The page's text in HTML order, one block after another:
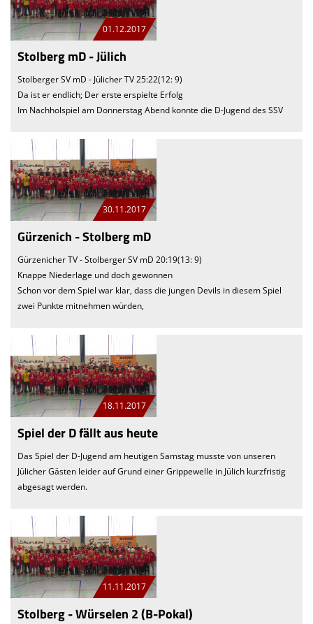
01.12.2017
Stolberg mD - Jülich
Stolberger SV mD - Jülicher TV 25:22(12: 9)
Da ist er endlich; Der erste erspielte Erfolg
Im Nachholspiel am Donnerstag Abend konnte die D-Jugend des SSV
30.11.2017
Gürzenich - Stolberg mD
Gürzenicher TV - Stolberger SV mD 20:19(13: 9)
Knappe Niederlage und doch gewonnen
Schon vor dem Spiel war klar, dass die jungen Devils in diesem Spiel
zwei Punkte mitnehmen würden,
18.11.2017
Spiel der D fällt aus heute
Das Spiel der D-Jugend am heutigen Samstag musste von unseren
Jülicher Gästen leider auf Grund einer Grippewelle in Jülich kurzfristig
abgesagt werden.
11.11.2017
Stolberg - Würselen 2 (B-Pokal)